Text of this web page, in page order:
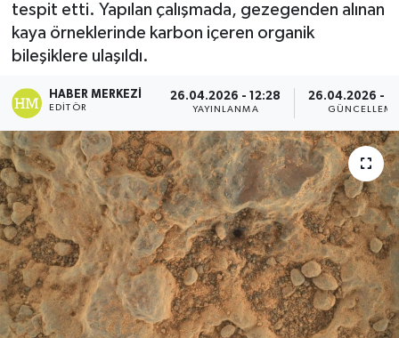
tespit etti. Yapılan çalışmada, gezegenden alınan
kaya örneklerinde karbon içeren organik
bileşiklere ulaşıldı.
HABER MERKEZI
EDITÖR
26.04.2026 - 12:28
YAYINLANMA
26.04.2026 -
GÜNCELLEME
Dünya
Eleman
Emlak
Gündem
Gurme
Son Dakika Haberleri